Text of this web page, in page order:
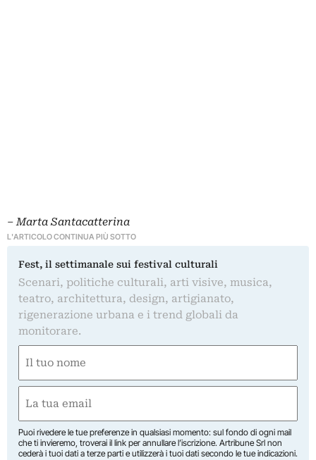
– Marta Santacatterina
L'ARTICOLO CONTINUA PIÙ SOTTO
Fest, il settimanale sui festival culturali
Scenari, politiche culturali, arti visive, musica,
teatro, architettura, design, artigianato,
rigenerazione urbana e i trend globali da
monitorare.
(Obbligatorio)
Nome
(Obbligatorio)
Puoi rivedere le tue preferenze in qualsiasi momento: sul fondo di ogni mail
che ti invieremo, troverai il link per annullare l’iscrizione. Artribune Srl non
cederà i tuoi dati a terze parti e utilizzerà i tuoi dati secondo le tue indicazioni.